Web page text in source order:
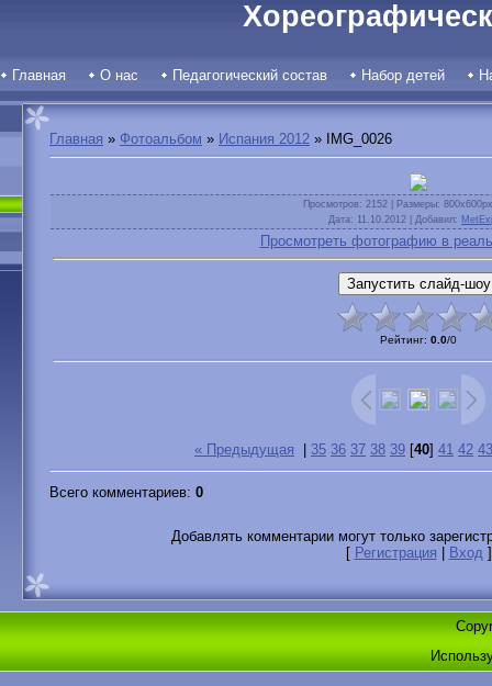
Главная О нас Педагогический состав Набор детей
Главная » Фотоальбом » Испания 2012 » IMG_0026
Просмотров: 2152 | Размеры:
Дата: 11.10.2012 | Добавил:
Просмотреть фотографию в
Рейтинг: 0.0/0
« Предыдущая 35 36 37 38 39 [40] 41 42 43
Всего комментариев: 0
Добавлять комментарии могут только
[ Регистрация Вход]